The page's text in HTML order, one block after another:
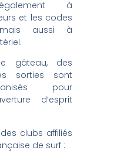
à
et les codes
aussi à
gâteau, des
sorties sont
pour
d’esprit
clubs affiliés
de surf :